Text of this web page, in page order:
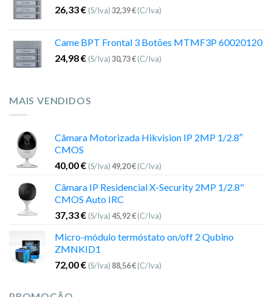
26,33€ (S/Iva)32,39€(C/Iva)
Came BPT Frontal 3 Botões MTMF3P 60020120
24,98€ (S/Iva)30,73€(C/Iva)
MAIS VENDIDOS
Câmara Motorizada Hikvision IP 2MP 1/2.8″
CMOS
40,00€ (S/Iva)49,20€(C/Iva)
Câmara IP Residencial X-Security 2MP 1/2.8"
CMOS Auto IRC
37,33€ (S/Iva)45,92€(C/Iva)
Micro-módulo termóstato on/off 2 Qubino
ZMNKID1
72,00€ (S/Iva) 88,56€(C/Iva)